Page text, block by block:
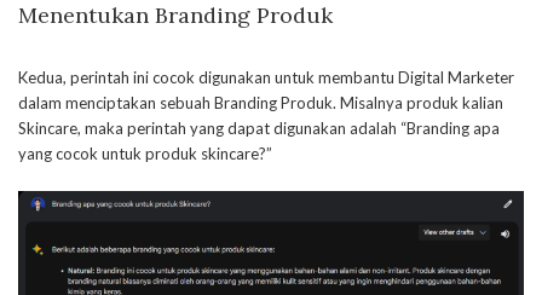
Menentukan Branding Produk
Kedua, perintah ini cocok digunakan untuk membantu Digital Marketer
dalam menciptakan sebuah Branding Produk. Misalnya produk kalian
Skincare, maka perintah yang dapat digunakan adalah “Branding apa
yang cocok untuk produk skincare?”